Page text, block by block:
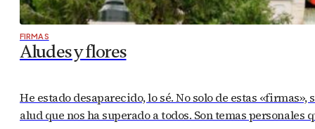
FIRMAS
Aludes y flores
He estado desaparecido, lo sé. No solo de estas
alud que nos ha superado a todos. Son temas